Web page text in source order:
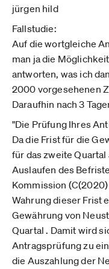
jürgen hild
Fallstudie:
Auf die wortgleiche
man ja die
antworten, was ich
2000 vorgesehenen
Daraufhin nach 3
"Die Prüfung Ihres
Da die Frist für die
für das zweite
Auslaufen des
Kommission
Wahrung dieser Frist
Gewährung von
Quartal . Damit wird
Antragsprüfung zu
die Auszahlung der